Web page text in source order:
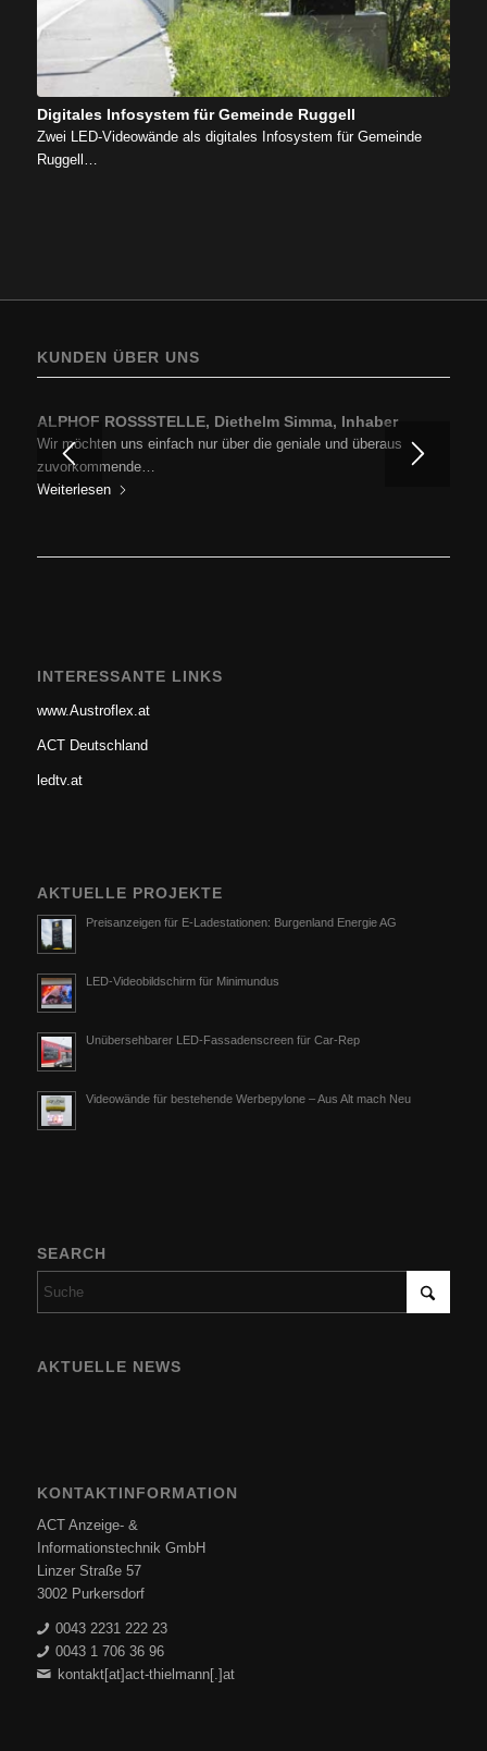
Digitales Infosystem für Gemeinde Ruggell
Zwei LED-Videowände als digitales Infosystem für Gemeinde
Ruggell…
KUNDEN ÜBER UNS
ALPHOF ROSSSTELLE, Diethelm Simma, Inhaber
Wir möchten uns einfach nur über die geniale und überaus
zuvorkommende…
Weiterlesen
INTERESSANTE LINKS
www.Austroflex.at
ACT Deutschland
ledtv.at
AKTUELLE PROJEKTE
Preisanzeigen für E-Ladestationen: Burgenland Energie AG
LED-Videobildschirm für Minimundus
Unübersehbarer LED-Fassadenscreen für Car-Rep
Videowände für bestehende Werbepylone – Aus Alt mach Neu
SEARCH
AKTUELLE NEWS
KONTAKTINFORMATION
ACT Anzeige- &
Informationstechnik GmbH
Linzer Straße 57
3002 Purkersdorf
0043 2231 222 23
0043 1 706 36 96
kontakt[at]act-thielmann[.]at